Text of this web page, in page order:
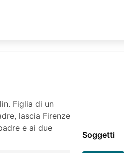
Figlia di un
lascia Firenze
e ai due
Soggetti